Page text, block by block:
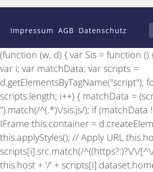
Impressum AGB Datenschutz
(function (w, d) { var Sis = function ()
var i; var matchData; var scripts =
d.getElementsByTagName("script");
scripts.length; i++) { matchData =
'').match(/^(.*)\/sis.js/); if (matchData
IFrame this.container =
this.applyStyles(); // Apply URL
scripts[i].src.match(/^((https?:)?\/\/
this.host + '/' +